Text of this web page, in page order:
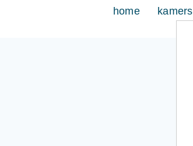
home kamers